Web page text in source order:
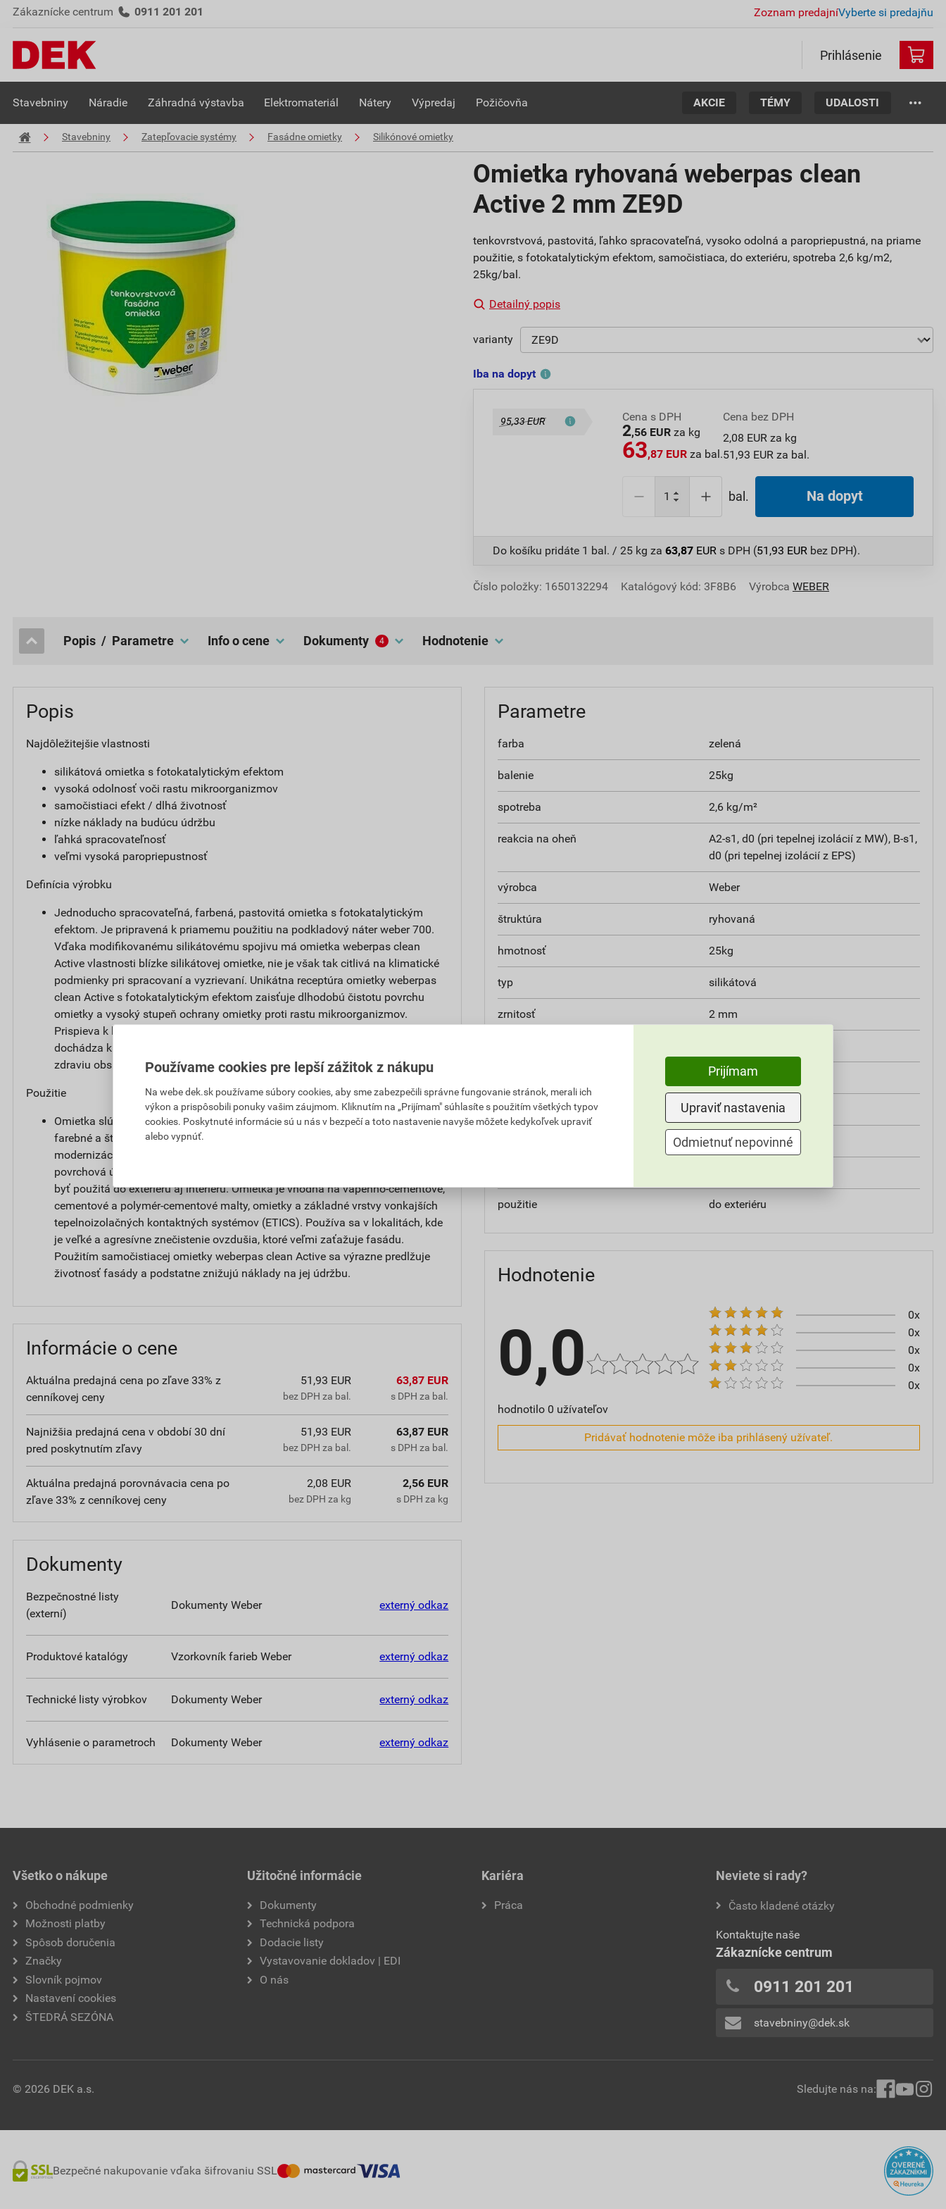
Zákaznícke centrum 0911 201 201 Zoznam predajníVyberte si predajňu
Prihlásenie
Stavebniny Náradie Záhradná výstavba Elektromateriál Nátery Výpredaj Požičovňa AKCIE TÉMY UDALOSTI
Stavebniny Zatepľovacie systémy Fasádne omietky Silikónové omietky
Omietka ryhovaná weberpas clean
Active 2 mm ZE9D
tenkovrstvová, pastovitá, ľahko spracovateľná, vysoko odolná a paropriepustná, na priame
použitie, s fotokatalytickým efektom, samočistiaca, do exteriéru, spotreba 2,6 kg/m2,
25kg/bal.
Detailný popis
varianty
Iba na dopyt
95,33 EUR Cena s DPH
2,56 EUR za kg
63,87 EUR za bal.
Cena bez DPH
2,08 EUR za kg
51,93 EUR za bal.
bal. Na dopyt
Do košíku pridáte 1 bal. / 25 kg za 63,87 EUR s DPH (51,93 EUR bez DPH).
Číslo položky: 1650132294 Katalógový kód: 3F8B6 Výrobca WEBER
popis / Parametre Info o cene dokumenty 4 hodnotenie
Popis
Najdôležitejšie vlastnosti
silikátová omietka s fotokatalytickým efektom
vysoká odolnosť voči rastu mikroorganizmov
samočistiaci efekt / dlhá životnosť
nízke náklady na budúcu údržbu
ľahká spracovateľnosť
veľmi vysoká paropriepustnosť
Definícia výrobku
Jednoducho spracovateľná, farbená, pastovitá omietka s fotokatalytickým
efektom. Je pripravená k priamemu použitiu na podkladový náter weber 700.
Vďaka modifikovanému silikátovému spojivu má omietka weberpas clean
Active vlastnosti blízke silikátovej omietke, nie je však tak citlivá na klimatické
podmienky pri spracovaní a vyzrievaní. Unikátna receptúra omietky weberpas
clean Active s fotokatalytickým efektom zaisťuje dlhodobú čistotu povrchu
omietky a vysoký stupeň ochrany omietky proti rastu mikroorganizmov.
Prispieva k lepšiemu životnému prostrediu tým, že na povrchu omietky
dochádza k reakcii, ktorá rozkladá splodiny a zlúčeniny škodiace ľudskému
zdraviu obsiahnuté vo vzduchu.
Použitie
Omietka slúži na ochranu stavby pred poveternostnými vplyvmi. Vhodná na
farebné a štrukturálne stvárnenie nových fasád alebo pri rekonštrukciách,
modernizáciách a renováciách na jadrovej omietke. Je tiež určená ako konečná
povrchová úprava vonkajších tepelnoizolačných kontaktných systémov. Môže
byť použitá do exteriéru aj interiéru. Omietka je vhodná na vápenno-cementové,
cementové a polymér-cementové malty, omietky a základné vrstvy vonkajších
tepelnoizolačných kontaktných systémov (ETICS). Používa sa v lokalitách, kde
je veľké a agresívne znečistenie ovzdušia, ktoré veľmi zaťažuje fasádu.
Použitím samočistiacej omietky weberpas clean Active sa výrazne predlžuje
životnosť fasády a podstatne znižujú náklady na jej údržbu.
Informácie o cene
Aktuálna predajná cena po zľave 33% z
cenníkovej ceny
51,93 EUR
bez DPH za bal.
63,87 EUR
s DPH za bal.
Najnižšia predajná cena v období 30 dní
pred poskytnutím zľavy
51,93 EUR
bez DPH za bal.
63,87 EUR
s DPH za bal.
Aktuálna predajná porovnávacia cena po
zľave 33% z cenníkovej ceny
2,08 EUR
bez DPH za kg
2,56 EUR
s DPH za kg
Dokumenty
Bezpečnostné listy
(externí)
Dokumenty Weber externý odkaz
Produktové katalógy Vzorkovník farieb Weber externý odkaz
Technické listy výrobkov Dokumenty Weber externý odkaz
Vyhlásenie o parametroch Dokumenty Weber externý odkaz
Parametre
farba zelená
balenie 25kg
spotreba 2,6 kg/m²
reakcia na oheň
A2-s1, d0 (pri tepelnej izolácií z MW), B-s1,
d0 (pri tepelnej izolácií z EPS)
výrobca Weber
štruktúra ryhovaná
hmotnosť 25kg
typ silikátová
zrnitosť 2 mm
min. 0,3 MPa
paropriepustnosť V2
ZE9D
použitie do exteriéru
Hodnotenie
0,0
hodnotilo 0 užívateľov
0x
0x
0x
0x
0x
Pridávať hodnotenie môže iba prihlásený užívateľ.
Všetko o nákupe
Obchodné podmienky
Možnosti platby
Spôsob doručenia
Značky
Slovník pojmov
Nastavení cookies
ŠTEDRÁ SEZÓNA
Užitočné informácie
Dokumenty
Technická podpora
Dodacie listy
Vystavovanie dokladov | EDI
O nás
Kariéra
Práca
Neviete si rady?
Často kladené otázky
Kontaktujte naše
Zákaznícke centrum
0911 201 201
stavebniny@dek.sk
© 2026 DEK a.s. Sledujte nás na:
Bezpečné nakupovanie vďaka šifrovaniu SSL
Používame cookies pre lepší zážitok z nákupu
Na webe dek.sk používame súbory cookies, aby sme zabezpečili správne fungovanie stránok, merali ich
výkon a prispôsobili ponuky vašim záujmom. Kliknutím na „Prijímam" súhlasíte s použitím všetkých typov
cookies. Poskytnuté informácie sú u nás v bezpečí a toto nastavenie navyše môžete kedykoľvek upraviť
alebo vypnúť.
Prijímam
Upraviť nastavenia
Odmietnuť nepovinné